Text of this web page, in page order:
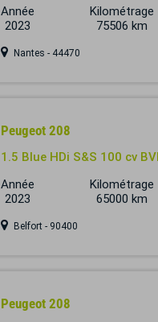
Année
2023
Kilométrage
75506 km
Nantes - 44470
Peugeot 208
1.5 Blue HDi S&S 100 cv
Année
2023
Kilométrage
65000 km
Belfort - 90400
Peugeot 208